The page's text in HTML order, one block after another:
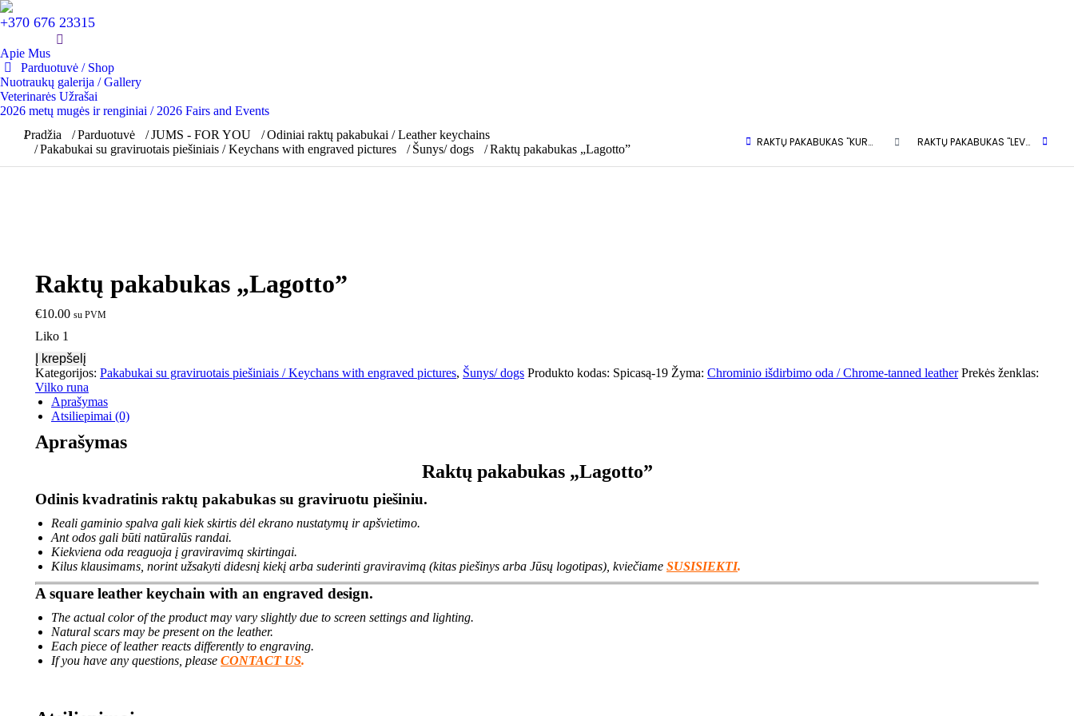
+370 676 23315
Apie Mus
Parduotuvė / Shop
Nuotraukų galerija / Gallery
Veterinarės Užrašai
2026 metų mugės ir renginiai / 2026 Fairs and Events
You are here:
Pradžia Parduotuvė JUMS - FOR YOU
Odiniai raktų pakabukai / Leather keychains
Pakabukai su graviruotais piešiniais / Keychans with engraved pictures
Šunys/ dogs Raktų pakabukas „Lagotto”
RAKTŲ PAKABUKAS "KURTSHARAS" RAKTŲ PAKABUKAS "LEVRETĖ"
Raktų pakabukas „Lagotto”
€10.00 su PVM
Liko 1
Į krepšelį
Kategorijos: Pakabukai su graviruotais piešiniais / Keychans with engraved pictures, Šunys/ dogs Produkto kodas: Spicasą-19 Žyma: Chrominio išdirbimo oda / Chrome-tanned leather Prekės ženklas:
Vilko runa
Aprašymas
Atsiliepimai (0)
Aprašymas
Raktų pakabukas „Lagotto”
Odinis kvadratinis raktų pakabukas su graviruotu piešiniu.
Reali gaminio spalva gali kiek skirtis dėl ekrano nustatymų ir apšvietimo.
Ant odos gali būti natūralūs randai.
Kiekviena oda reaguoja į graviravimą skirtingai.
Kilus klausimams, norint užsakyti didesnį kiekį arba suderinti graviravimą (kitas piešinys arba Jūsų logotipas), kviečiame SUSISIEKTI.
A square leather keychain with an engraved design.
The actual color of the product may vary slightly due to screen settings and lighting.
Natural scars may be present on the leather.
Each piece of leather reacts differently to engraving.
If you have any questions, please CONTACT US.